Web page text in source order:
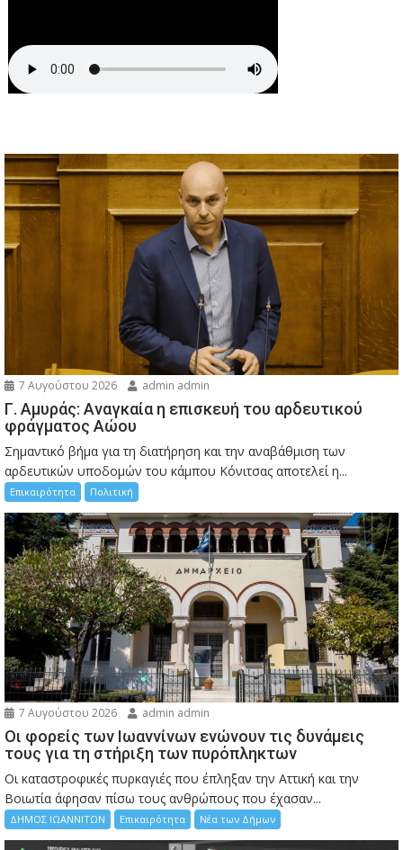
7 Αυγούστου 2026 admin admin
Γ. Αμυράς: Αναγκαία η επισκευή του αρδευτικού
φράγματος Αώου
Σημαντικό βήμα για τη διατήρηση και την αναβάθμιση των
αρδευτικών υποδομών του κάμπου Κόνιτσας αποτελεί η...
Επικαιρότητα Πολιτική
7 Αυγούστου 2026 admin admin
Οι φορείς των Ιωαννίνων ενώνουν τις δυνάμεις
τους για τη στήριξη των πυρόπληκτων
Οι καταστροφικές πυρκαγιές που έπληξαν την Αττική και την
Bοιωτία άφησαν πίσω τους ανθρώπους που έχασαν...
ΔΗΜΟΣ ΙΩΑΝΝΙΤΩΝ Επικαιρότητα Νέα των Δήμων